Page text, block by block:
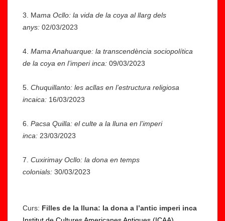
3. Mama Ocllo: la vida de la coya al llarg dels
anys: 02/03/2023
4. Mama Anahuarque: la transcendència sociopolítica
de la coya en l’imperi inca: 09/03/2023
5. Chuquillanto: les acllas en l’estructura religiosa
incaica: 16/03/2023
6. Pacsa Quilla: el culte a la lluna en l’imperi
inca: 23/03/2023
7. Cuxirimay Ocllo: la dona en temps
colonials: 30/03/2023
Curs: Filles de la lluna: la dona a l’antic imperi inca